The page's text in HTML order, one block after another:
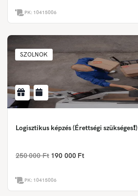
PK: 10415006
SZOLNOK
Logisztikus képzés (Érettségi szükséges❗)
250 000 Ft 190 000 Ft
PK: 10415006